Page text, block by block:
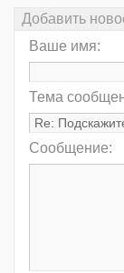
Добавить
Ваше имя:
Тема
Сообщение: